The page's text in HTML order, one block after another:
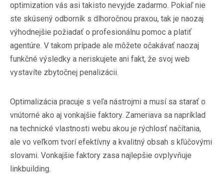
optimization vás asi takisto nevyjde zadarmo. Pokiaľ nie
ste skúsený odborník s dlhoročnou praxou, tak je naozaj
výhodnejšie požiadať o profesionálnu pomoc a platiť
agentúre. V takom prípade ale môžete očakávať naozaj
funkčné výsledky a neriskujete ani fakt, že svoj web
vystavíte zbytočnej penalizácii.
Optimalizácia pracuje s veľa nástrojmi a musí sa starať o
vnútorné ako aj vonkajšie faktory. Zameriava sa napríklad
na technické vlastnosti webu akou je rýchlosť načítania,
ale vo veľkom tvorí efektívny a kvalitný obsah s kľúčovými
slovami. Vonkajšie faktory zasa najlepšie ovplyvňuje
linkbuilding.